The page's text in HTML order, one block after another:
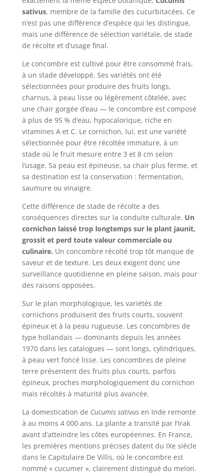
sativus, membre de la famille des cucurbitacées. Ce
n’est pas une différence d’espèce qui les distingue,
mais une différence de sélection variétale, de stade
de récolte et d’usage final.
Le concombre est cultivé pour être consommé frais,
à un stade développé. Ses variétés ont été
sélectionnées pour produire des fruits longs,
charnus, à peau lisse ou légèrement côtelée, avec
une chair gorgée d’eau — le concombre est composé
à plus de 95 % d’eau, hypocalorique, riche en
vitamines A et C. Le cornichon, lui, est une variété
sélectionnée pour être récoltée immature, à un
stade où le fruit mesure entre 3 et 8 cm selon
l’usage. Sa peau est épineuse, sa chair plus ferme, et
sa destination est la conservation : fermentation,
saumure ou vinaigre.
Cette différence de stade de récolte a des
conséquences directes sur la conduite culturale. Un
cornichon laissé trop longtemps sur le plant jaunit,
grossit et perd toute valeur commerciale ou
culinaire. Un concombre récolté trop tôt manque de
saveur et de texture. Les deux exigent donc une
surveillance quotidienne en pleine saison, mais pour
des raisons opposées.
Sur le plan morphologique, les variétés de
cornichons produisent des fruits courts, souvent
épineux et à la peau rugueuse. Les concombres de
type hollandais — dominants depuis les années
1970 dans les catalogues — sont longs, cylindriques,
à peau vert foncé lisse. Les concombres de pleine
terre présentent des fruits plus courts, parfois
épineux, proches morphologiquement du cornichon
mais récoltés à maturité plus avancée.
La domestication de Cucumis sativusen Inde remonte
à au moins 4 000 ans. La plante a transité par l’Irak
avant d’atteindre les côtes européennes. En France,
les premières mentions précises datent du IXe siècle
dans le Capitulaire De Villis, où le concombre est
nommé « cucumer », clairement distingué du melon.